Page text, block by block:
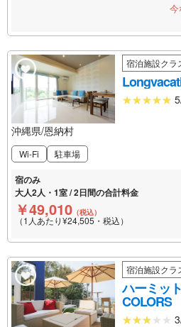
宿泊施設クラ
沖縄県/恩納村
Wi-Fi 駐車場
宿のみ
大人2人・1室 / 2日間の合計料金
￥49,010 （税込）
（1人あたり¥24,505・税込）
宿泊施設クラ
ハーミッ
COLORS